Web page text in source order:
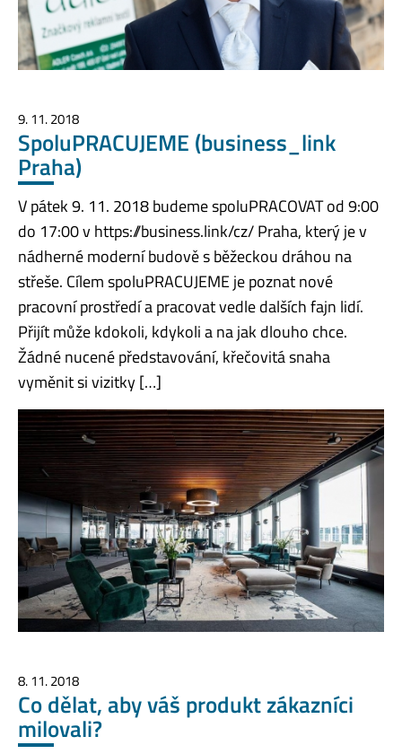
9. 11. 2018
SpoluPRACUJEME (business_link
Praha)
V pátek 9. 11. 2018 budeme spoluPRACOVAT od 9:00
do 17:00 v https://business.link/cz/ Praha, který je v
nádherné moderní budově s běžeckou dráhou na
střeše. Cílem spoluPRACUJEME je poznat nové
pracovní prostředí a pracovat vedle dalších fajn lidí.
Přijít může kdokoli, kdykoli a na jak dlouho chce.
Žádné nucené představování, křečovitá snaha
vyměnit si vizitky […]
8. 11. 2018
Co dělat, aby váš produkt zákazníci
milovali?